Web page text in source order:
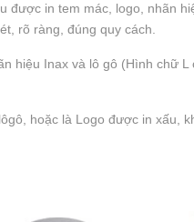
được in tem mác, logo, nhãn
rõ ràng, đúng quy cách.
hiệu Inax và lô gô (Hình chữ
hoặc là Logo được in xấu,